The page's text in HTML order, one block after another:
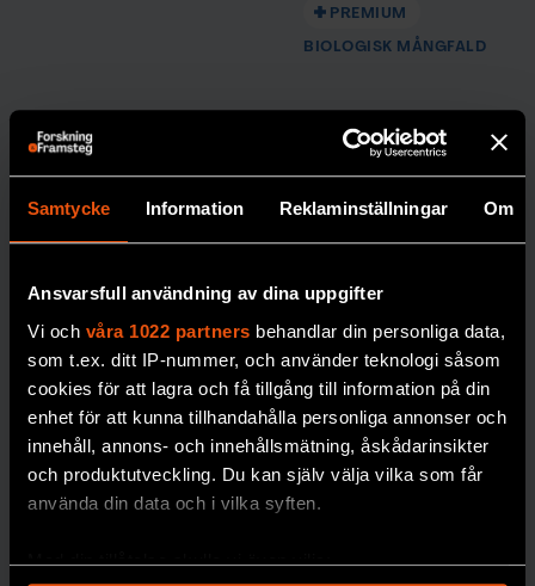
Samtycke Information Reklaminställningar Om
Ansvarsfull användning av dina uppgifter
Vi och våra 1022 partners behandlar din personliga data,
som t.ex. ditt IP-nummer, och använder teknologi såsom
cookies för att lagra och få tillgång till information på din
enhet för att kunna tillhandahålla personliga annonser och
innehåll, annons- och innehållsmätning, åskådarinsikter
och produktutveckling. Du kan själv välja vilka som får
använda din data och i vilka syften.
Med din tillåtelse skulle vi även vilja:
PREMIUM
BIOLOGISK MÅNGFALD
Nytt
frysrum på
Naturhistor
iska säkrar
forskning
om
miljögifter
Naturhistoriska